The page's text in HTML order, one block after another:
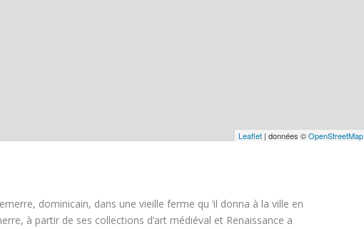
Leaflet | données ©OpenStreetMap
dominicain, dans une vieille ferme qu ‘il donna à la ville en
à partir de ses collections d’art médiéval et Renaissance a